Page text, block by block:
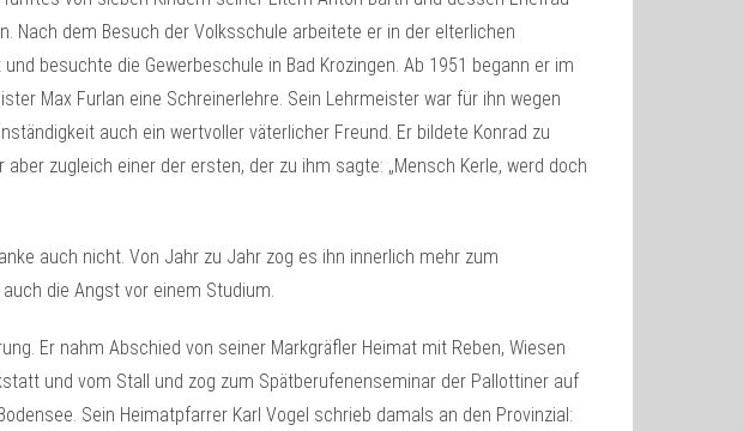
Nach dem Besuch der Volksschule arbeitete er in der elterlichen
besuchte die Gewerbeschule in Bad Krozingen. Ab 1951 begann er im
Max Furlan eine Schreinerlehre. Sein Lehrmeister war für ihn wegen
auch ein wertvoller väterlicher Freund. Er bildete Konrad zu
zugleich einer der ersten, der zu ihm sagte: „Mensch Kerle, werd doch
auch nicht. Von Jahr zu Jahr zog es ihn innerlich mehr zum
die Angst vor einem Studium.
Er nahm Abschied von seiner Markgräfler Heimat mit Reben, Wiesen
und vom Stall und zog zum Spätberufenenseminar der Pallottiner auf
Sein Heimatpfarrer Karl Vogel schrieb damals an den Provinzial: